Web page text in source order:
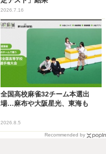
2026.7.16
全国高校麻雀32チーム本選出
場…麻布や大阪星光、東海も
2026.8.5
Recommended by